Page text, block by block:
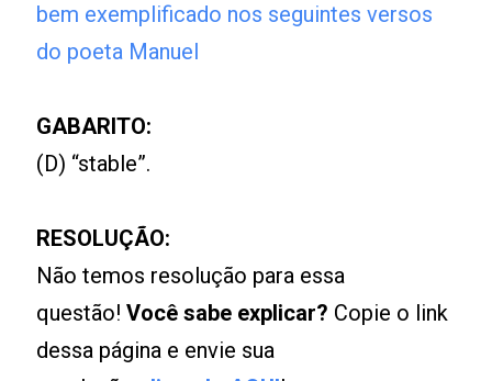
bem exemplificado nos seguintes versos
do poeta Manuel
GABARITO:
(D) “stable”.
RESOLUÇÃO:
Não temos resolução para essa
questão!Você sabe explicar? Copie o link
dessa página e envie sua